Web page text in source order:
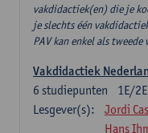
vakdidactiek(en) die je
je slechts één
PAV kan enkel als
Vakdidactiek
1E/
6 studiepunten
Lesgever(s):
Jordi
Hans